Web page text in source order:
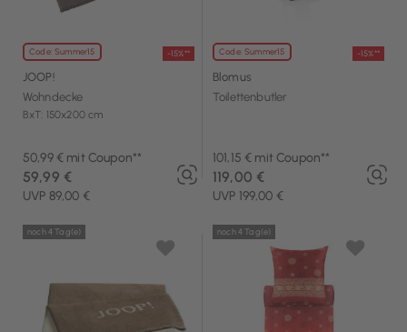
Code: Summer15 -15%**
JOOP!
Wohndecke
BxT: 150x200 cm
50,99 € mit Coupon**
UVP 89,00 €
59,99 €
Code: Summer15 -15%**
Blomus
Toilettenbutler
101,15 € mit Coupon**
UVP 199,00 €
119,00 €
noch 4 Tag(e) noch 4 Tag(e)